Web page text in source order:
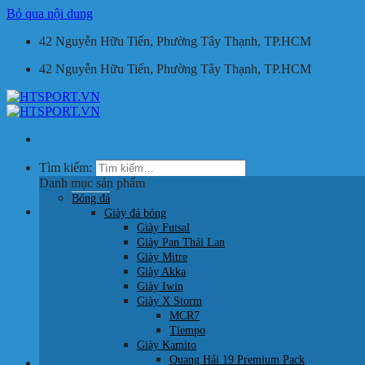
Bỏ qua nội dung
42 Nguyễn Hữu Tiến, Phường Tây Thạnh, TP.HCM
42 Nguyễn Hữu Tiến, Phường Tây Thạnh, TP.HCM
Tìm kiếm:
Giỏ hàng / 0₫
Chưa có sản phẩm trong giỏ hàng.
Quay trở lại cửa hàng
Danh mục sản phẩm
Bóng đá
Giày đá bóng
Giày Futsal
Giày Pan Thái Lan
Giày Mitre
Giày Akka
Giày Iwin
Giày X Storm
MCR7
Tiempo
Giày Kamito
Quang Hải 19 Premium Pack